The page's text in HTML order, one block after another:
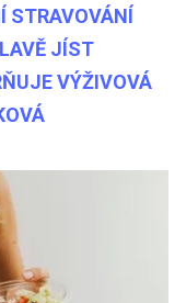
STRAVOVÁNÍ
JÍST
VÝŽIVOVÁ